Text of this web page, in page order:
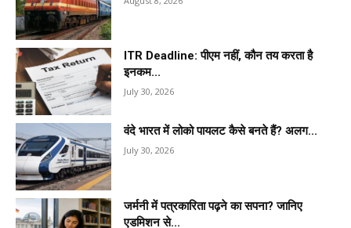
ITR Deadline: पीएम नहीं, कौन तय करता है
इनकम...
July 30, 2026
वंदे भारत में लोको पायलट कैसे बनते हैं? अलग...
July 30, 2026
जर्मनी में पत्रकारिता पढ़ने का सपना? जानिए
एडमिशन से...